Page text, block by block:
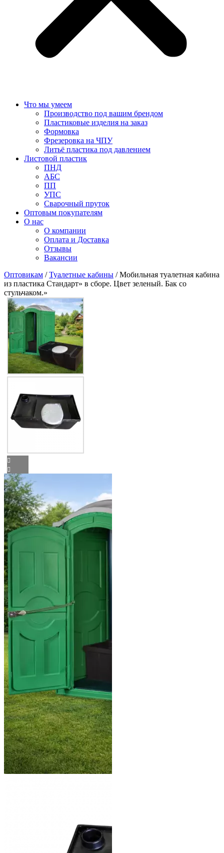
Что мы умеем
Производство под вашим брендом
Пластиковые изделия на заказ
Формовка
Фрезеровка на ЧПУ
Литьё пластика под давлением
Листовой пластик
ПНД
АБС
ПП
УПС
Сварочный пруток
Оптовым покупателям
О нас
О компании
Оплата и Доставка
Отзывы
Вакансии
Оптовикам /Туалетные кабины / Мобильная туалетная кабина
из пластика Стандарт» в сборе. Цвет зеленый. Бак со
стульчаком.»